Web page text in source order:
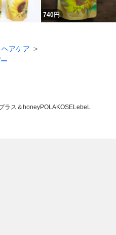
740円
アケア
ラス ＆honeyPOLAKOSELebeL